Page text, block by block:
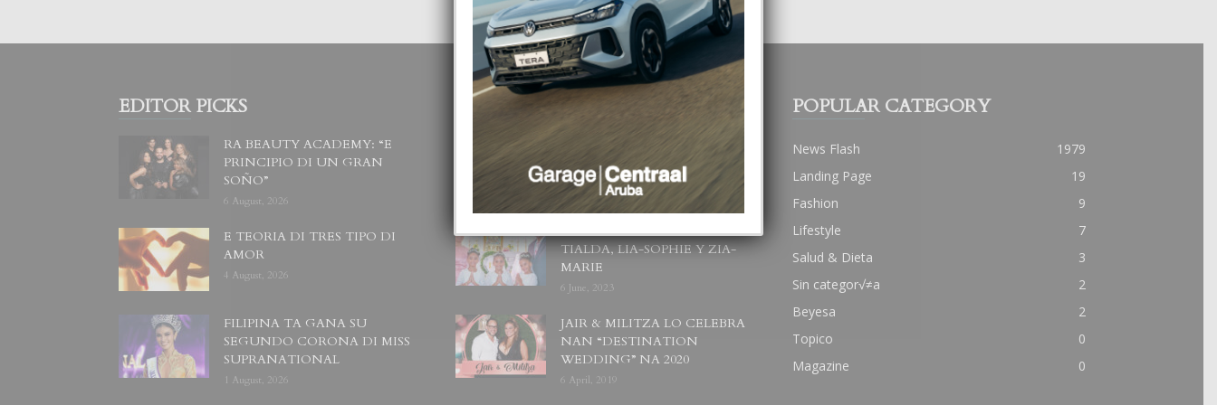
EDITOR PICKS
RA BEAUTY ACADEMY: “E
PRINCIPIO DI UN GRAN
SOÑO”
6 August, 2026
E TEORIA DI TRES TIPO DI
AMOR
4 August, 2026
FILIPINA TA GANA SU
SEGUNDO CORONA DI MISS
SUPRANATIONAL
1 August, 2026
POPULAR POSTS
BODA MANSUR
3 December, 2019
UN DIA INOLVIDABEL PA
TIALDA, LIA-SOPHIE Y ZIA-
MARIE
6 June, 2023
JAIR & MILITZA LO CELEBRA
NAN “DESTINATION
WEDDING” NA 2020
6 April, 2019
POPULAR CATEGORY
News Flash
1979
Landing Page
19
Fashion
9
Lifestyle
7
Salud & Dieta
3
Sin categor√≠a
2
Beyesa
2
Topico
0
Magazine
0